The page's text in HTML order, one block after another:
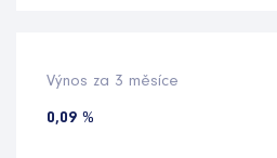
Výnos za 3 měsíce
0,09 %